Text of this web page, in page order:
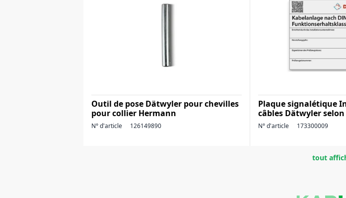
Outil de pose Dätwyler pour chevilles
pour collier Hermann
N° d'article 126149890
Plaque signalétique
câbles Dätwyler selon
N° d'article 173300009
tout